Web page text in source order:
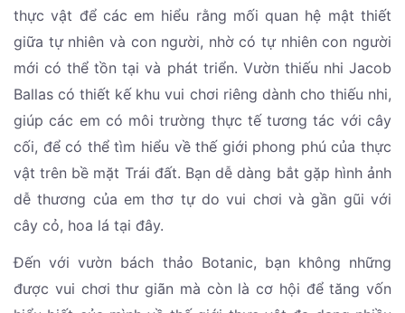
thực vật để các em hiểu rằng mối quan hệ mật thiết
giữa tự nhiên và con người, nhờ có tự nhiên con người
mới có thể tồn tại và phát triển. Vườn thiếu nhi Jacob
Ballas có thiết kế khu vui chơi riêng dành cho thiếu nhi,
giúp các em có môi trường thực tế tương tác với cây
cối, để có thể tìm hiểu về thế giới phong phú của thực
vật trên bề mặt Trái đất. Bạn dễ dàng bắt gặp hình ảnh
dễ thương của em thơ tự do vui chơi và gần gũi với
cây cỏ, hoa lá tại đây.
Đến với vườn bách thảo Botanic, bạn không những
được vui chơi thư giãn mà còn là cơ hội để tăng vốn